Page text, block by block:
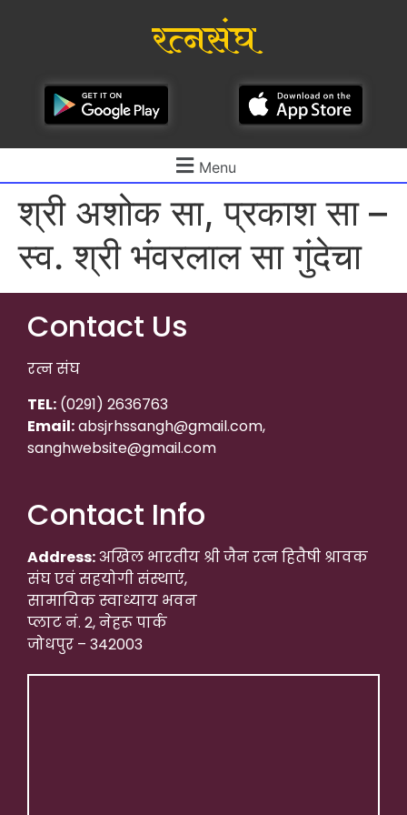
रत्नसंघ
Menu
श्री अशोक सा, प्रकाश सा –
स्व. श्री भंवरलाल सा गुंदेचा
Contact Us
रत्न संघ
TEL: (0291) 2636763
Email:absjrhssangh@gmail.com,
sanghwebsite@gmail.com
Contact Info
Address:अखिल भारतीय श्री जैन रत्न हितैषी श्रावक
संघ एवं सहयोगी संस्थाएं,
सामायिक स्वाध्याय भवन
प्लाट नं. 2, नेहरू पार्क
जोधपुर – 342003